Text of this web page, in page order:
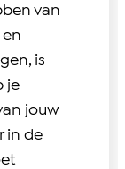
van
en
is
je
jouw
in de